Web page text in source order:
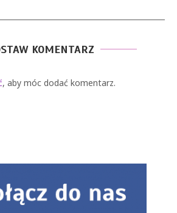
KOMENTARZ
, aby móc dodać komentarz.